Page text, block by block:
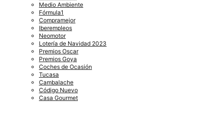
Medio Ambiente
Fórmula1
Compramejor
Iberempleos
Neomotor
Lotería de Navidad 2023
Premios Oscar
Premios Goya
Coches de Ocasión
Tucasa
Cambalache
Código Nuevo
Casa Gourmet